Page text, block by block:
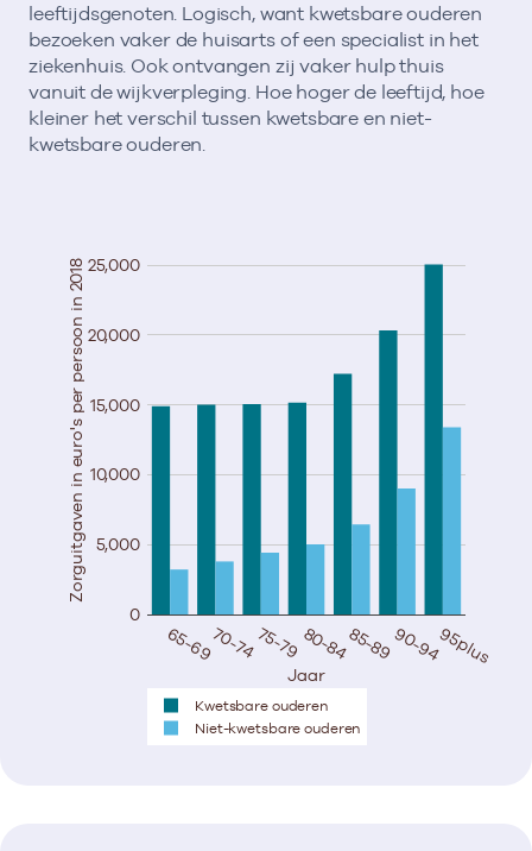
leeftijdsgenoten. Logisch, want kwetsbare ouderen
bezoeken vaker de huisarts of een specialist in het
ziekenhuis. Ook ontvangen zij vaker hulp thuis
vanuit de wijkverpleging. Hoe hoger de leeftijd, hoe
kleiner het verschil tussen kwetsbare en niet-
kwetsbare ouderen.
65-6970-7475-7980-8485-8990-9495plus
0
5,000
10,000
15,000
20,000
25,000
Kwetsbare ouderen
Niet-kwetsbare ouderen
Jaar
Zorguitgaven in euro's per persoon in 2018